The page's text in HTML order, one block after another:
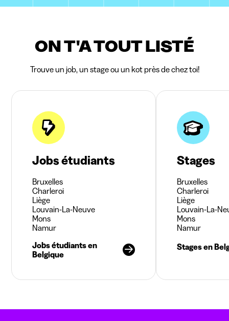
ON T'A TOUT LISTÉ
Trouve un job, un stage ou un kot près de chez toi!
Jobs étudiants
Bruxelles
Charleroi
Liège
Louvain-La-Neuve
Mons
Namur
Jobs étudiants en
Belgique
Stages
Bruxelles
Charleroi
Liège
Louvain-La-
Mons
Namur
Stages en